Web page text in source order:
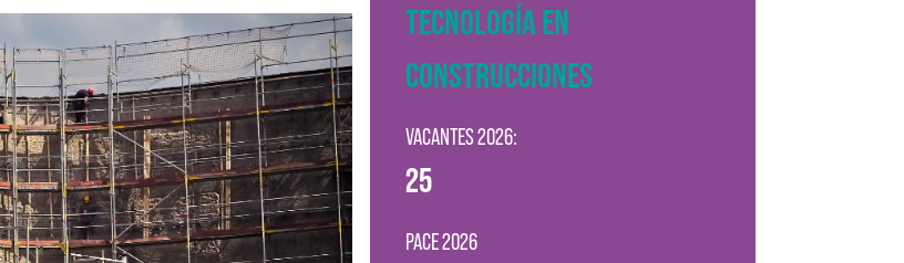
TECNOLOGÍA EN
CONSTRUCCIONES
VACANTES 2026:
25
PACE 2026